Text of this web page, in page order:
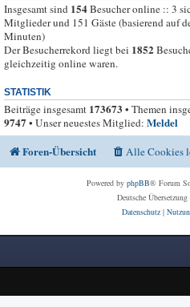
Insgesamt sind 154Besucher online :: 3
Mitglieder und 151 Gäste (basierend auf
Minuten)
Der Besucherrekord liegt bei 1852
gleichzeitig online waren.
STATISTIK
Beiträge insgesamt 173673 • Themen
9747• Unser neuestes Mitglied: Meldel
Foren-Übersicht
Alle Cookies
Powered by phpBB® Forum
Deutsche
Datenschutz|